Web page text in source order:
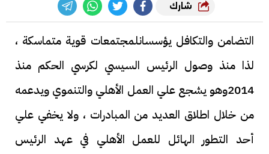
شارك
التضامن والتكافل يؤسسانلمجتمعات قوية متماسكة ،
لذا منذ وصول الرئيس السيسي لكرسي الحكم منذ
2014وهو يشجع علي العمل الأهلي والتنموي ويدعمه
من خلال اطلاق العديد من المبادرات ، ولا يخفي علي
أحد التطور الهائل للعمل الأهلي في عهد الرئيس